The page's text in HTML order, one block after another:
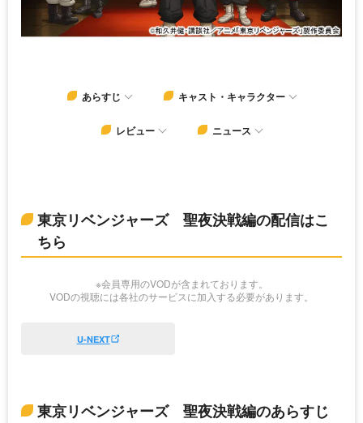
あらすじ キャスト・キャラクター
レビュー ニュース
東京リベンジャーズ 聖夜決戦編の配信はこ
ちら
※会員専用のVODが含まれております。
VODの視聴には各社のサービスに加入する必要があります。
U-NEXT
東京リベンジャーズ 聖夜決戦編のあらすじ